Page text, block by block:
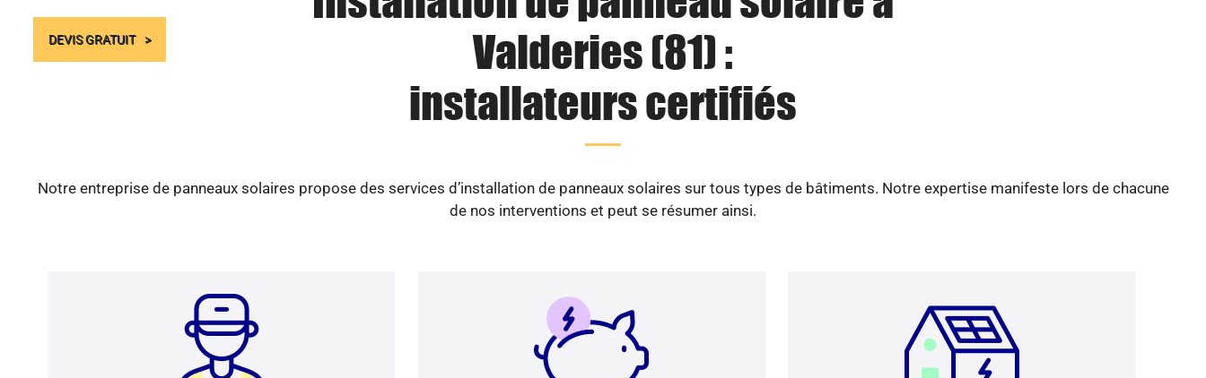
DEVIS GRATUIT
Valderies (81) :
installateurs certifiés
Notre entreprise de panneaux solaires propose des services d’installation de panneaux solaires sur tous types de bâtiments. Notre expertise manifeste lors de chacune
de nos interventions et peut se résumer ainsi.